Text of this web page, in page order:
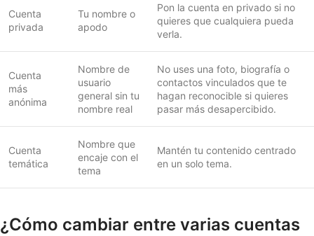
Cuenta
privada
Tu nombre o
apodo
Pon la cuenta en privado si no
quieres que cualquiera pueda
verla.
Cuenta
más
anónima
Nombre de
usuario
general sin tu
nombre real
No uses una foto, biografía o
contactos vinculados que te
hagan reconocible si quieres
pasar más desapercibido.
Cuenta
temática
Nombre que
encaje con el
tema
Mantén tu contenido centrado
en un solo tema.
¿Cómo cambiar entre varias cuentas